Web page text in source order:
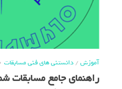
آموزش/دانستنی های فنی مسابقات
راهنمای جامع مسابقات